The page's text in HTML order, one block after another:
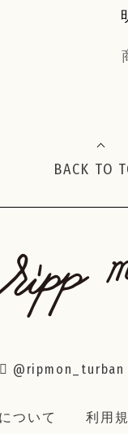
BACK TO
@ripmon_turban
ついて 利用